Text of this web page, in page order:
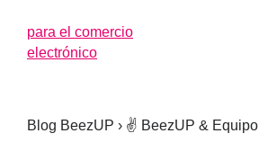
Blog BeezUP › ✌️ BeezUP & Equipo